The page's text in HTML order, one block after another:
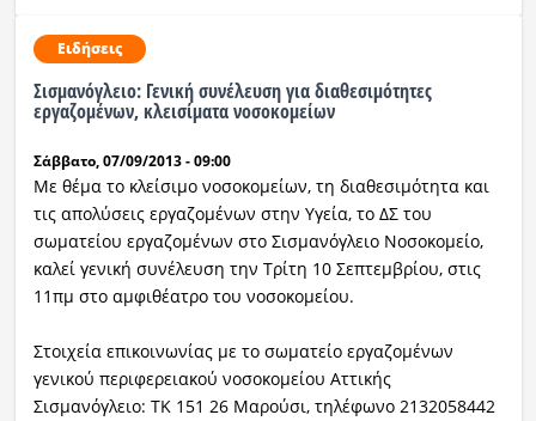
Ειδήσεις
Σισμανόγλειο: Γενική συνέλευση για διαθεσιμότητες
εργαζομένων, κλεισίματα νοσοκομείων
Σάββατο, 07/09/2013 - 09:00
Mε θέμα το κλείσιμο νοσοκομείων, τη διαθεσιμότητα και
τις απολύσεις εργαζομένων στην Υγεία, το ΔΣ του
σωματείου εργαζομένων στο Σισμανόγλειο Νοσοκομείο,
καλεί γενική συνέλευση την Τρίτη 10 Σεπτεμβρίου, στις
11πμ στο αμφιθέατρο του νοσοκομείου.
Στοιχεία επικοινωνίας με το σωματείο εργαζομένων
γενικού περιφερειακού νοσοκομείου Αττικής
Σισμανόγλειο: ΤΚ 151 26 Μαρούσι, τηλέφωνο 2132058442